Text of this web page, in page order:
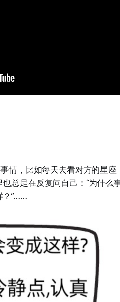
情，比如每天去看对方的星
总是在反复问自己：“为什么
？”……